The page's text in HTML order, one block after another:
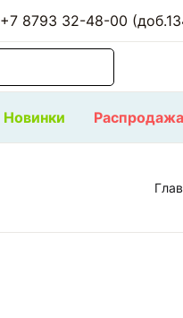
+7 8793 32-48-00
Новинки Распродажа